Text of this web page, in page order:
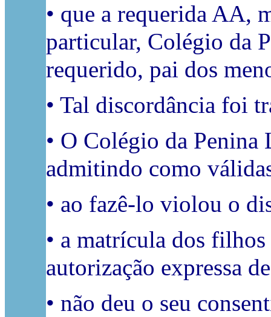
• que a requerida AA,
particular, Colégio da
requerido, pai dos
• Tal discordância foi
• O Colégio da Penina
admitindo como
• ao fazê-lo violou o
• a matrícula dos
autorização expressa
• não deu o seu